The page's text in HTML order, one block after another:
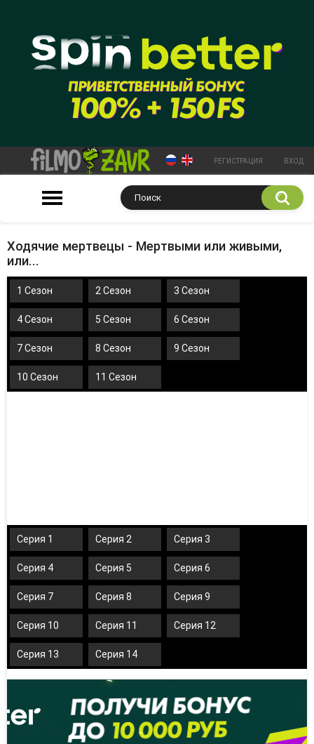
РЕГИСТРАЦИЯ ВХОД
Ходячие мертвецы - Мертвыми или живыми,
или...
1 Сезон 2 Сезон 3 Сезон
4 Сезон 5 Сезон 6 Сезон
7 Сезон 8 Сезон 9 Сезон
10 Сезон 11 Сезон
Серия 1 Серия 2 Серия 3
Серия 4 Серия 5 Серия 6
Серия 7 Серия 8 Серия 9
Серия 10 Серия 11 Серия 12
Серия 13 Серия 14